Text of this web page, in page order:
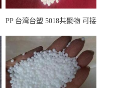
PP 台湾台塑 5018共聚物 可接